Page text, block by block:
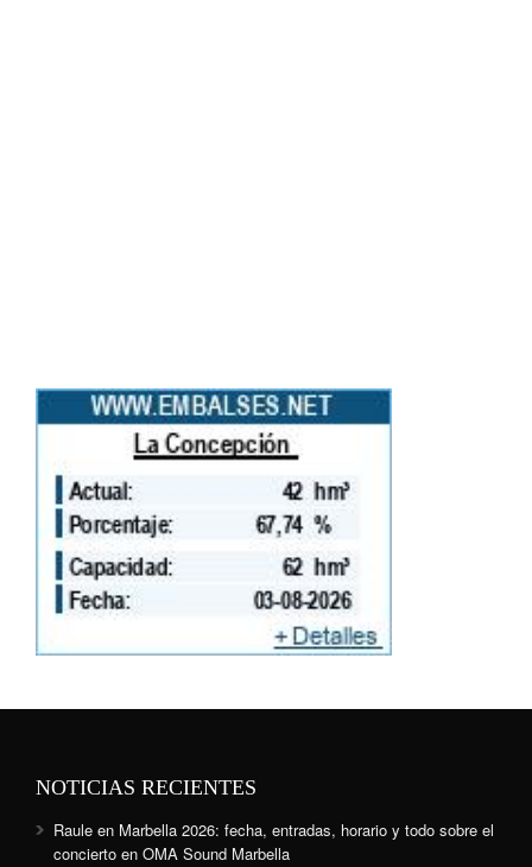
NOTICIAS RECIENTES
Raule en Marbella 2026: fecha, entradas, horario y todo sobre el
concierto en OMA Sound Marbella